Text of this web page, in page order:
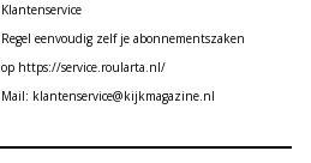
Klantenservice
Regel eenvoudig zelf je abonnementszaken
op https://service.roularta.nl/
Mail: klantenservice@kijkmagazine.nl